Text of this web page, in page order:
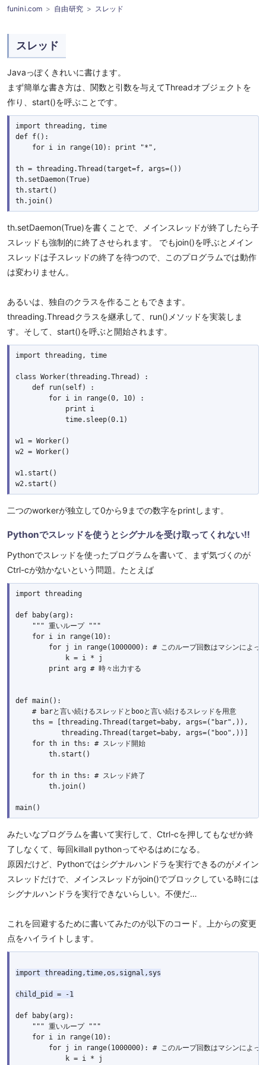
funini.com 自由研究 スレッド
スレッド
Javaっぽくきれいに書けます。
まず簡単な書き方は、関数と引数を与えてThreadオブジェクトを
作り、start()を呼ぶことです。
import threading, time
def f():
    for i in range(10): print "*",
th = threading.Thread(target=f, args=())
th.setDaemon(True)
th.start()
th.setDaemon(True)を書くことで、メインスレッドが終了したら子
スレッドも強制的に終了させられます。 でもjoin()を呼ぶとメイン
スレッドは子スレッドの終了を待つので、このプログラムでは動作
は変わりません。
あるいは、独自のクラスを作ることもできます。
threading.Threadクラスを継承して、run()メソッドを実装しま
す。そして、start()を呼ぶと開始されます。
import threading, time
class Worker(threading.Thread) :
    def run(self) :
        for i in range(0, 10) :
            print i
            time.sleep(0.1)
w1 = Worker()
w2 = Worker()
w1.start()
二つのworkerが独立して0から9までの数字をprintします。
Pythonでスレッドを使うとシグナルを受け取ってくれない!!
Pythonでスレッドを使ったプログラムを書いて、まず気づくのが
Ctrl-cが効かないという問題。たとえば
import threading
def baby(arg):
    """ 重いループ """
    for i in range(10):
for j in range(1000000): # このループ回数はマシンによっ
            k = i * j
        print arg # 時々出力する
def main():
    # barと言い続けるスレッドとbooと言い続けるスレッドを用意
    ths = [threading.Thread(target=baby, args=("bar",)),
           threading.Thread(target=baby, args=("boo",))]
    for th in ths: # スレッド開始
        th.start()
    for th in ths: # スレッド終了
        th.join()
みたいなプログラムを書いて実行して、Ctrl-cを押してもなぜか終
了しなくて、毎回killall pythonってやるはめになる。
原因だけど、Pythonではシグナルハンドラを実行できるのがメイン
スレッドだけで、メインスレッドがjoin()でブロックしている時には
シグナルハンドラを実行できないらしい。不便だ…
これを回避するために書いてみたのが以下のコード。上からの変更
点をハイライトします。
import threading,time,os,signal,sys
def baby(arg):
    """ 重いループ """
    for i in range(10):
for j in range(1000000): # このループ回数はマシンによっ
            k = i * j